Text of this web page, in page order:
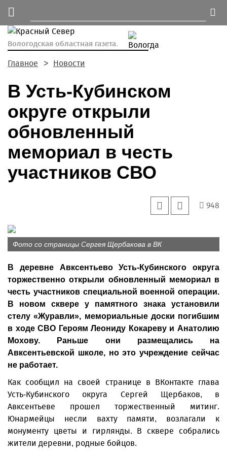
Вологодская областная газета.
Главное Новости
В Усть-Кубинском
округе открыли
обновленный
мемориал в честь
участников СВО
948
Фото со страницы Сергея Щербакова в ВК
В деревне Авксентьево Усть-Кубинского округа
торжественно открыли обновленный мемориал в
честь участников специальной военной операции.
В новом сквере у памятного знака установили
стелу «Журавли», мемориальные доски погибшим
в ходе СВО Героям Леониду Кокареву и Анатолию
Мохову. Раньше они размещались на
Авксентьевской школе, но это учреждение сейчас
не работает.
Как сообщил на своей странице в ВКонтакте глава
Усть-Кубинского округа Сергей Щербаков, в
Авксентьеве прошел торжественный митинг.
Юнармейцы несли вахту памяти, возлагали к
монументу цветы и гирлянды. В сквере собрались
жители деревни, родные бойцов.